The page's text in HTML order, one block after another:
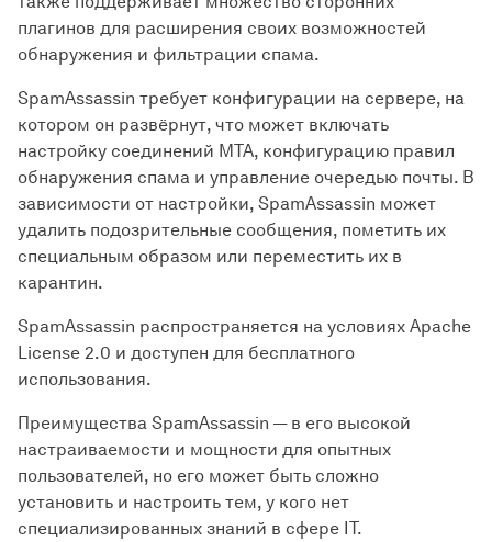
плагинов для расширения своих возможностей
обнаружения и фильтрации спама.
SpamAssassin требует конфигурации на сервере, на
котором он развёрнут, что может включать
настройку соединений MTA, конфигурацию правил
обнаружения спама и управление очередью почты. В
зависимости от настройки, SpamAssassin может
удалить подозрительные сообщения, пометить их
специальным образом или переместить их в
карантин.
SpamAssassin распространяется на условиях Apache
License 2.0 и доступен для бесплатного
использования.
Преимущества SpamAssassin — в его высокой
настраиваемости и мощности для опытных
пользователей, но его может быть сложно
установить и настроить тем, у кого нет
специализированных знаний в сфере IT.